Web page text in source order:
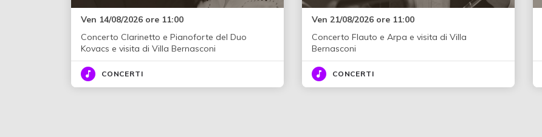
Ven 14/08/2026 ore 11:00
Concerto Clarinetto e Pianoforte del Duo
Kovacs e visita di Villa Bernasconi
CONCERTI
Ven 21/08/2026 ore 11:00
Concerto Flauto e Arpa e visita di Villa
Bernasconi
CONCERTI